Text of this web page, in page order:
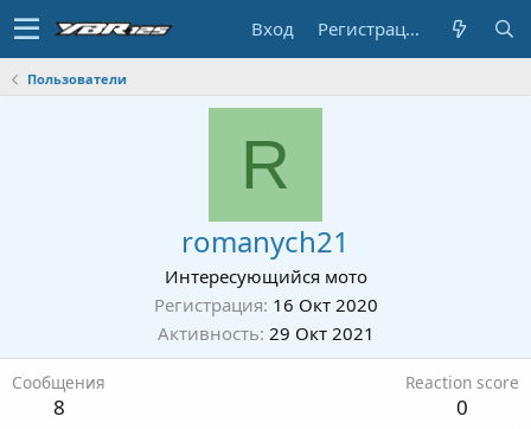
Вход Регистрация
Пользователи
R
romanych21
Интересующийся мото
Регистрация 16 Окт 2020
Активность 29 Окт 2021
Сообщения
8
Reaction score
0